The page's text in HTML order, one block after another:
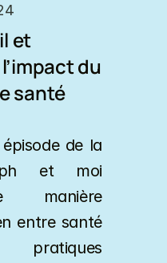
et
du
santé
de la
et moi
manière
entre santé